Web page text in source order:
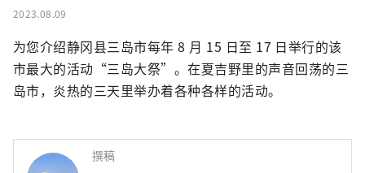
2023.08.09
为您介绍静冈县三岛市每年 8 月 15 日至 17 日举行的该
市最大的活动“三岛大祭”。在夏吉野里的声音回荡的三
岛市，炎热的三天里举办着各种各样的活动。
撰稿